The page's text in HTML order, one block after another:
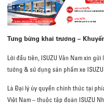
Tưng bừng khai trương –
Lời đầu tiên, ISUZU Vân Nam xin
tưởng & sử dụng sản phẩm xe
Là Đại lý ủy quyền chính thức tại
Việt Nam – thuộc tập đoàn ISUZU